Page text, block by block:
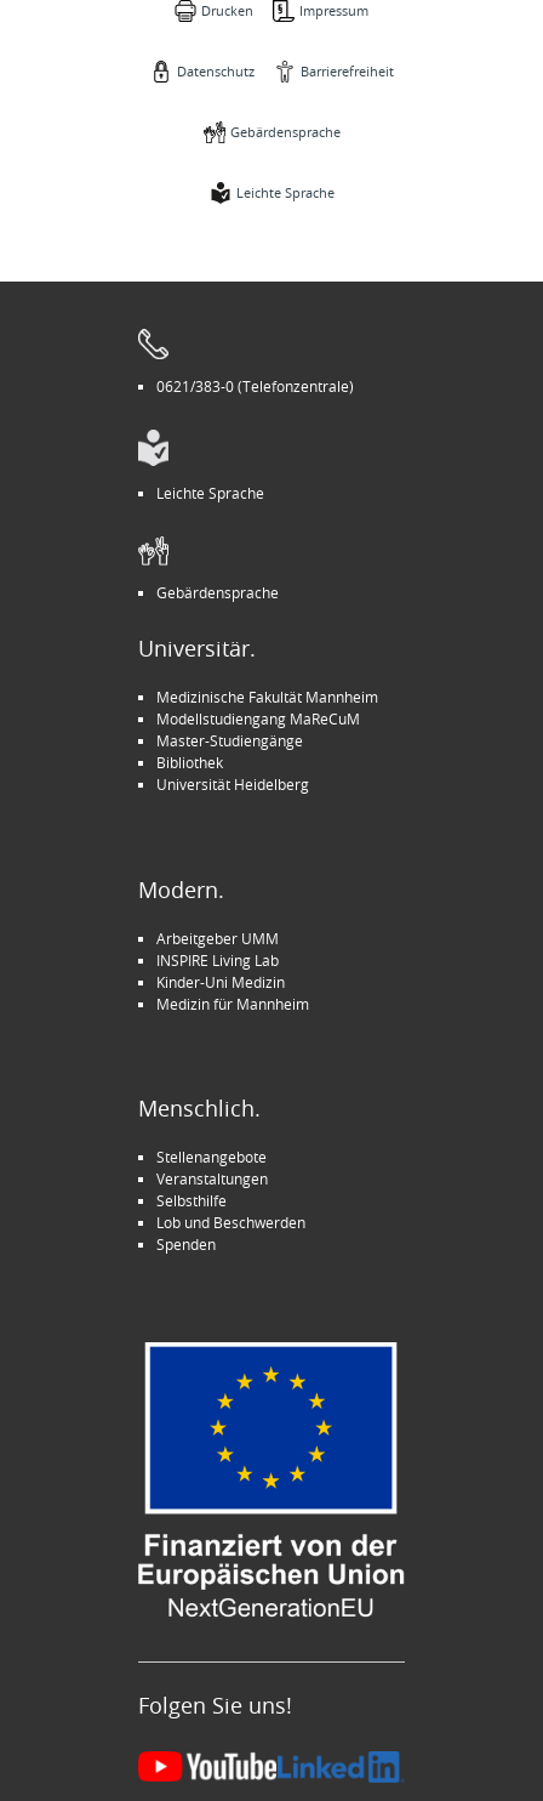
Drucken Impressum
Datenschutz Barrierefreiheit
Gebärdensprache
Leichte Sprache
0621/383-0 (Telefonzentrale)
Leichte Sprache
Gebärdensprache
Universitär.
Medizinische Fakultät Mannheim
Modellstudiengang MaReCuM
Master-Studiengänge
Bibliothek
Universität Heidelberg
Modern.
Arbeitgeber UMM
INSPIRE Living Lab
Kinder-Uni Medizin
Medizin für Mannheim
Menschlich.
Stellenangebote
Veranstaltungen
Selbsthilfe
Lob und Beschwerden
Spenden
Folgen Sie uns!